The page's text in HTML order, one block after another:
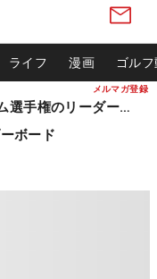
メルマガ登録
ライフ 漫画 ゴル
松山英樹ら出場 ウィンダム選手権のリーダーボード
ボード